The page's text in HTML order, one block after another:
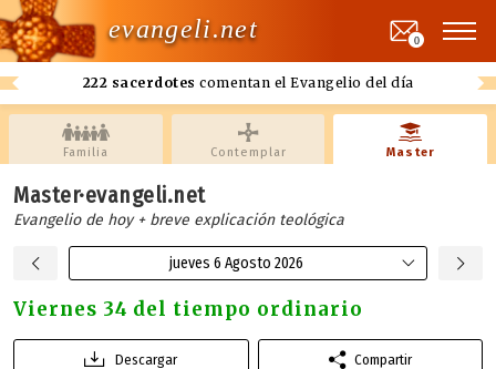
evangeli.net
222 sacerdotes comentan el Evangelio del día
0
Familia Contemplar Master
Master·evangeli.net
Evangelio de hoy + breve explicación teológica
jueves 6 Agosto 2026
Viernes 34 del tiempo ordinario
Descargar Compartir